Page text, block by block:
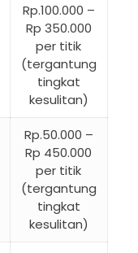
Rp.100.000 –
Rp 350.000
per titik
(tergantung
tingkat
kesulitan)
Rp.50.000 –
Rp 450.000
per titik
(tergantung
tingkat
kesulitan)